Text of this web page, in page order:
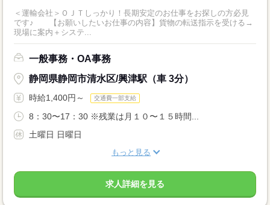
＜運輸会社＞ＯＪＴしっかり！長期安定のお仕事をお探しの方必見
です♪ 【お願いしたいお仕事の内容】貨物の転送指示を受ける→
現場に案内＋システ...
一般事務・OA事務
静岡県静岡市清水区/興津駅（車 3分）
時給1,400円～ 交通費一部支給
8：30〜17：30 ※残業は月１０〜１５時間...
土曜日 日曜日
もっと見る
求人詳細を見る